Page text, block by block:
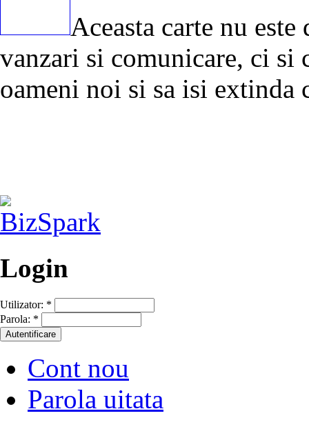
Aceasta carte nu
vanzari si comunicare, ci si
oameni noi si sa isi extinda
Login
Utilizator: *
Parola: *
Cont nou
Parola uitata